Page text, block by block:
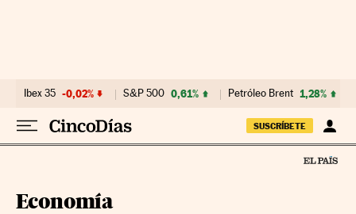
Ibex 35 -0,02% S&P 500 0,61% Petróleo Brent 1,28%
SUSCRÍBETE
Economía